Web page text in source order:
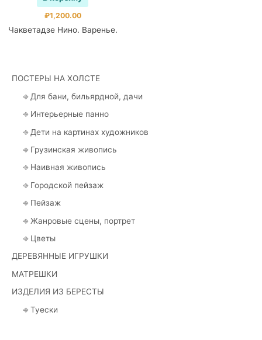
ПОСТЕРЫ НА ХОЛСТЕ
⎆ Для бани, бильярдной, дачи
⎆ Интерьерные панно
⎆ Дети на картинах художников
⎆ Грузинская живопись
⎆ Наивная живопись
⎆ Городской пейзаж
⎆ Пейзаж
⎆ Жанровые сцены, портрет
⎆ Цветы
ДЕРЕВЯННЫЕ ИГРУШКИ
МАТРЕШКИ
ИЗДЕЛИЯ ИЗ БЕРЕСТЫ
⎆ Туески
₽1,200.00
Чакветадзе Нино. Варенье.